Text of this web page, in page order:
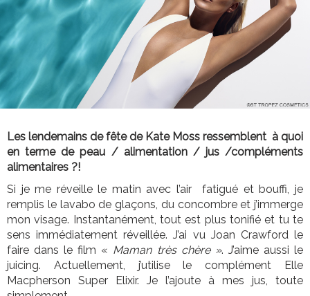
Les lendemains de fête de Kate Moss ressemblent à quoi
en terme de peau / alimentation / jus /compléments
alimentaires ?!
Si je me réveille le matin avec l’air fatigué et bouffi, je
remplis le lavabo de glaçons, du concombre et j’immerge
mon visage. Instantanément, tout est plus tonifié et tu te
sens immédiatement réveillée. J’ai vu Joan Crawford le
faire dans le film « Maman très chère ». J’aime aussi le
juicing. Actuellement, j’utilise le complément Elle
Macpherson Super Elixir. Je l’ajoute à mes jus, toute